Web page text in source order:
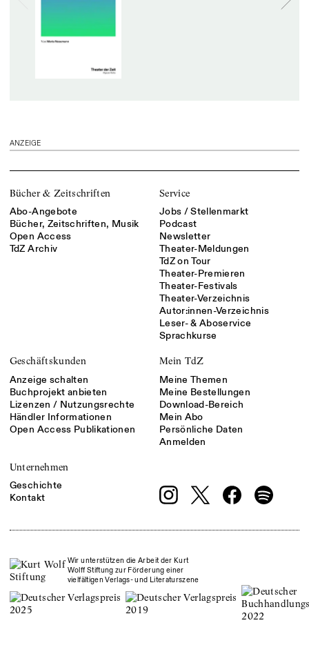
ANZEIGE
Bücher & Zeitschriften
Abo-Angebote
Bücher, Zeitschriften, Musik
Open Access
TdZ Archiv
Service
Jobs / Stellenmarkt
Podcast
Newsletter
Theater-Meldungen
TdZ on Tour
Theater-Premieren
Theater-Festivals
Theater-Verzeichnis
Autor:innen-Verzeichnis
Leser- & Aboservice
Sprachkurse
Geschäftskunden
Anzeige schalten
Buchprojekt anbieten
Lizenzen / Nutzungsrechte
Händler Informationen
Open Access Publikationen
Mein TdZ
Meine Themen
Meine Bestellungen
Download-Bereich
Mein Abo
Persönliche Daten
Anmelden
Unternehmen
Geschichte
Kontakt
Wir unterstützen die Arbeit der Kurt
Wolff Stiftung zur Förderung einer
vielfältigen Verlags- und Literaturszene